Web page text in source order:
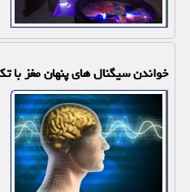
خواندن سیگنال های پنهان مغز با